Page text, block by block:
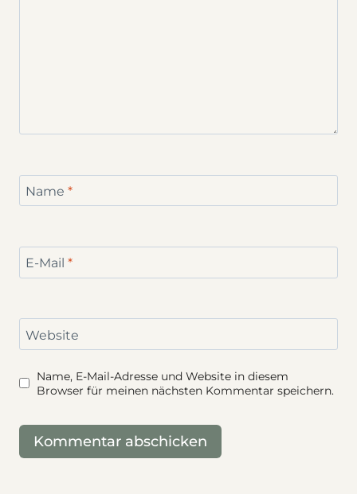
Name *
E-Mail *
Website
Name, E-Mail-Adresse und Website in diesem
Browser für meinen nächsten Kommentar speichern.